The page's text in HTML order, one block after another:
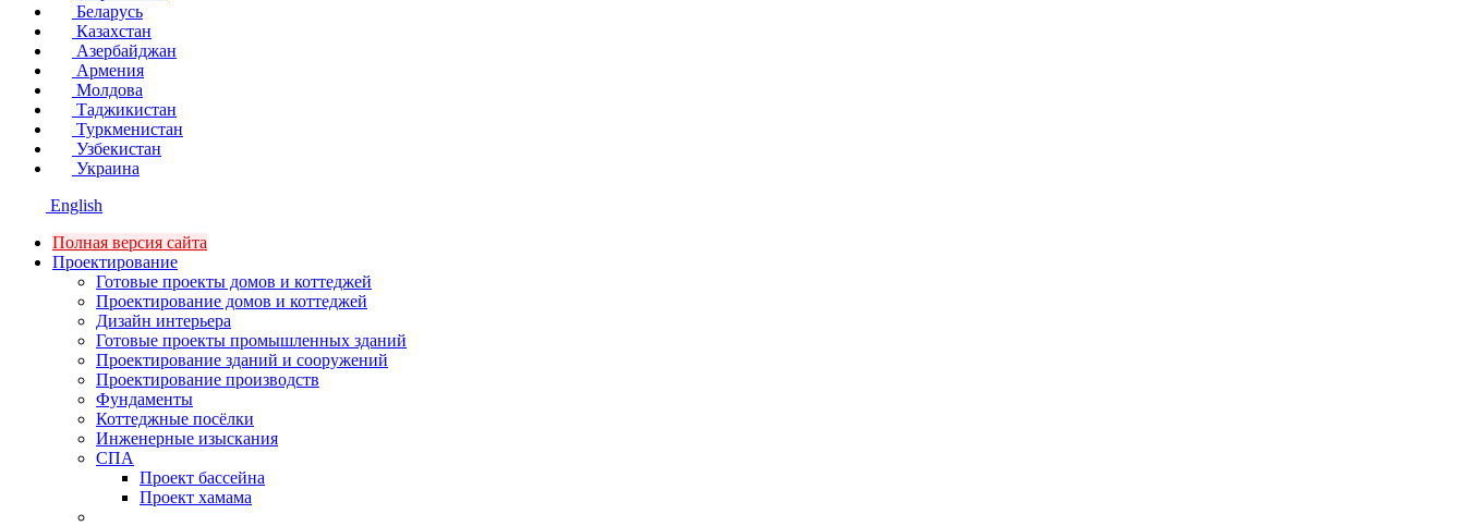
Беларусь
Казахстан
Азербайджан
Армения
Молдова
Таджикистан
Туркменистан
Узбекистан
Украина
English
Полная версия сайта
Проектирование
Готовые проекты домов и коттеджей
Проектирование домов и коттеджей
Дизайн интерьера
Готовые проекты промышленных зданий
Проектирование зданий и сооружений
Проектирование производств
Фундаменты
Коттеджные посёлки
Инженерные изыскания
СПА
Проект бассейна
Проект хамама